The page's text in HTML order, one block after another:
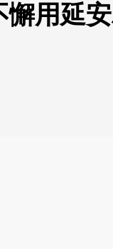
懈用延